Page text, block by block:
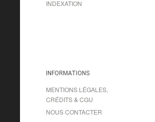
INDEXATION
INFORMATIONS
MENTIONS LÉGALES,
CRÉDITS & CGU
NOUS CONTACTER